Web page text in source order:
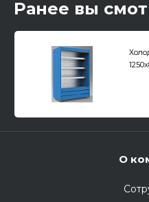
Ранее вы
О